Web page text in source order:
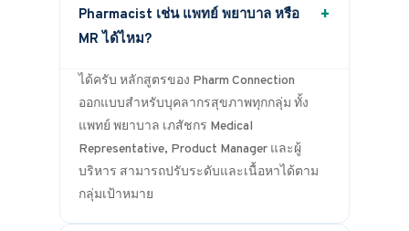
Pharmacist เช่น แพทย์ พยาบาล หรือ
MR ได้ไหม?
+
ได้ครับ หลักสูตรของ Pharm Connection
ออกแบบสำหรับบุคลากรสุขภาพทุกกลุ่ม ทั้ง
แพทย์ พยาบาล เภสัชกร Medical
Representative, Product Manager และผู้
บริหาร สามารถปรับระดับและเนื้อหาได้ตาม
กลุ่มเป้าหมาย